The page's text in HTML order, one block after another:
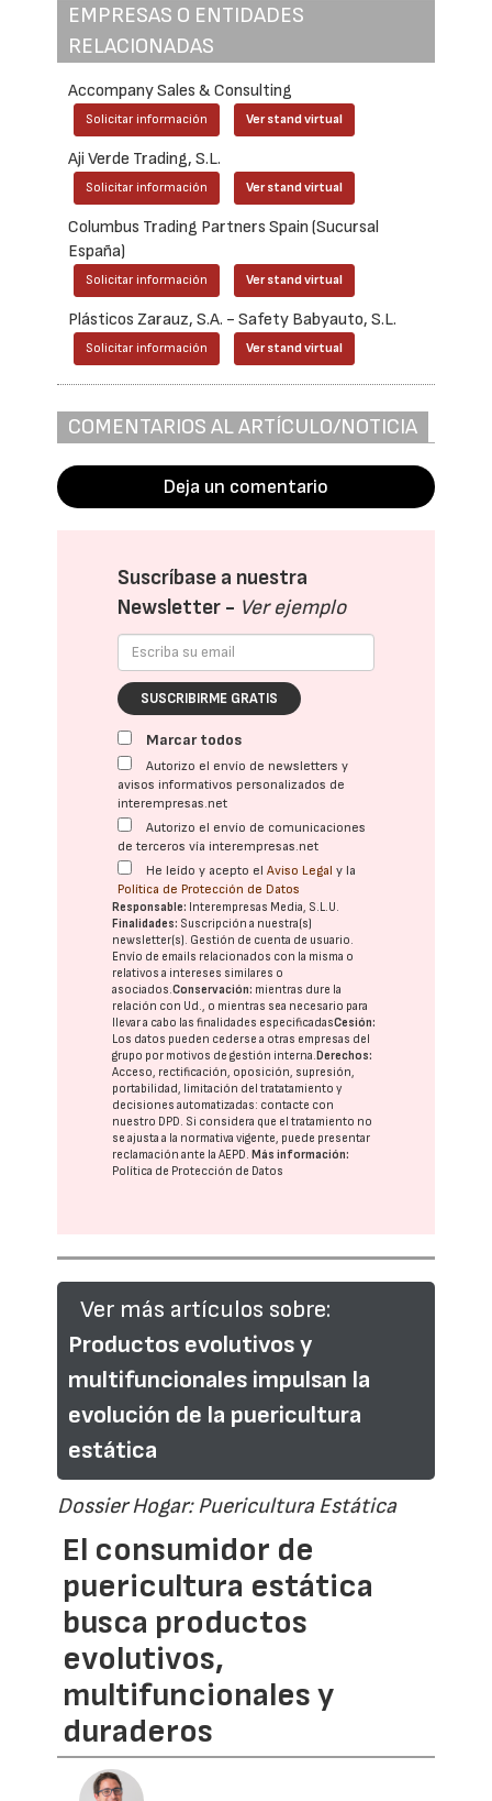
EMPRESAS O ENTIDADES
RELACIONADAS
Accompany Sales & Consulting
Solicitar información Ver stand virtual
Aji Verde Trading, S.L.
Solicitar información Ver stand virtual
Columbus Trading Partners Spain (Sucursal
España)
Solicitar información Ver stand virtual
Plásticos Zarauz, S.A. - Safety Babyauto, S.L.
Solicitar información Ver stand virtual
COMENTARIOS AL ARTÍCULO/NOTICIA
Deja un comentario
Suscríbase a nuestra
Newsletter - Ver ejemplo
SUSCRIBIRME GRATIS
Marcar todos
Autorizo el envío de newsletters y
avisos informativos personalizados de
interempresas.net
Autorizo el envío de comunicaciones
de terceros vía interempresas.net
He leído y acepto elAviso Legal y la
Política de Protección de Datos
Responsable: Interempresas Media, S.L.U.
Finalidades: Suscripción a nuestra(s)
newsletter(s). Gestión de cuenta de usuario.
Envío de emails relacionados con la misma o
relativos a intereses similares o
asociados.Conservación: mientras dure la
relación con Ud., o mientras sea necesario para
llevar a cabo las finalidades especificadasCesión:
Los datos pueden cederse a otras empresas del
grupo por motivos de gestión interna.Derechos:
Acceso, rectificación, oposición, supresión,
portabilidad, limitación del tratatamiento y
decisiones automatizadas: contacte con
nuestro DPD. Si considera que el tratamiento no
se ajusta a la normativa vigente, puede presentar
reclamación ante laAEPD.Más información:
Política de Protección de Datos
Ver más artículos sobre:
Productos evolutivos y
multifuncionales impulsan la
evolución de la puericultura
estática
Dossier Hogar: Puericultura Estática
El consumidor de
puericultura estática
busca productos
evolutivos,
multifuncionales y
duraderos